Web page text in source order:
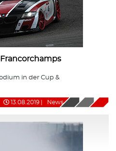
in der Cup &
13.08.2019 News